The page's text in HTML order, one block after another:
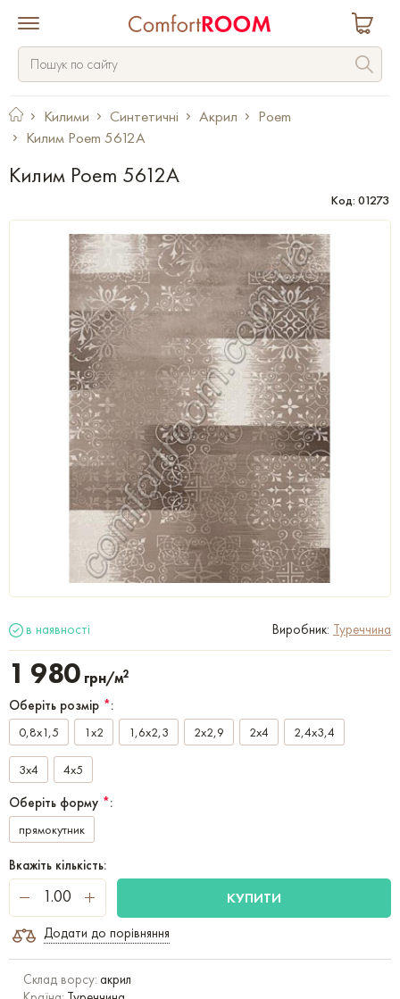
Килими Синтетичні Акрил
Poem
Килим Poem 5612A
Килим Poem 5612A
Код: 01273
в наявності Виробник: Туреччина
1 980 грн/м2
Оберіть розмір *:
0,8x1,5 1x2 1,6x2,3 2x2,9 2x4 2,4x3,4
3x4 4x5
Оберіть форму *:
прямокутник
Вкажіть кількість:
КУПИТИ
Додати до порівняння
Склад ворсу: акрил